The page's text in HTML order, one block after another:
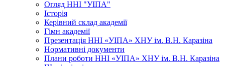
Огляд ННІ "УІПА"
Історія
Керівний склад академії
Гімн академії
Презентація ННІ «УІПА» ХНУ ім. В.Н. Каразіна
Нормативні документи
Плани роботи ННІ «УІПА» ХНУ ім. В.Н. Каразіна